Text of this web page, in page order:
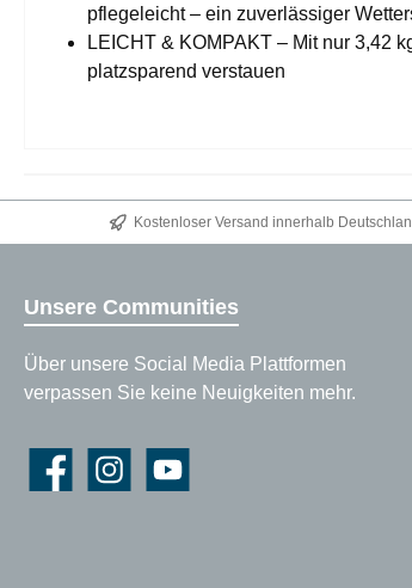
pflegeleicht – ein zuverlässiger
LEICHT & KOMPAKT – Mit nur 3,42
platzsparend verstauen
Kostenloser Versand innerhalb
Unsere Communities
Über unsere Social Media Plattformen
verpassen Sie keine Neuigkeiten mehr.
FacebookInstagramYouTube